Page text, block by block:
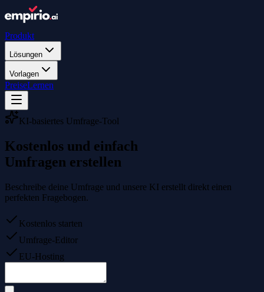
Produkt
Lösungen
Vorlagen
PreiseLernen
KI-basiertes Umfrage-Tool
Kostenlos und einfach
Umfragen erstellen
Beschreibe deine Umfrage und unsere KI erstellt direkt einen
perfekten Fragebogen.
Kostenlos starten
Umfrage-Editor
EU-Hosting